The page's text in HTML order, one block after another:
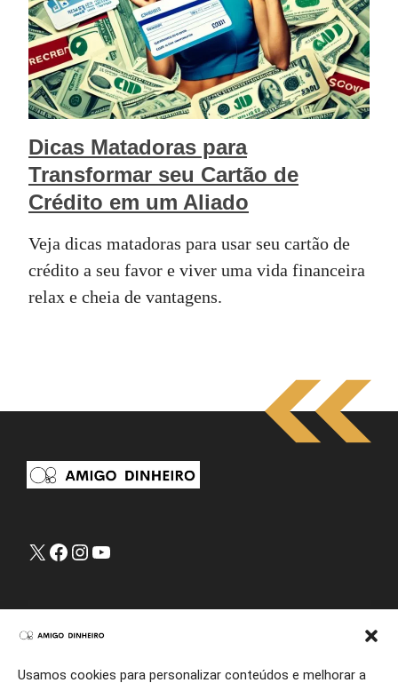
Usamos cookies para personalizar conteúdos e melhorar a
Dicas Matadoras para
Transformar seu Cartão de
Crédito em um Aliado
Veja dicas matadoras para usar seu cartão de
crédito a seu favor e viver uma vida financeira
relax e cheia de vantagens.
X Facebook Instagram Youtube
Pesquisa
Contato